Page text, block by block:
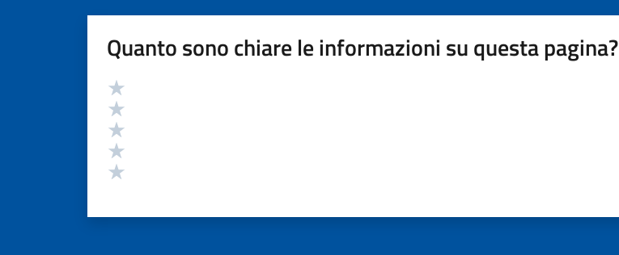
Quanto sono chiare le informazioni su questa pagina?
Valutazione